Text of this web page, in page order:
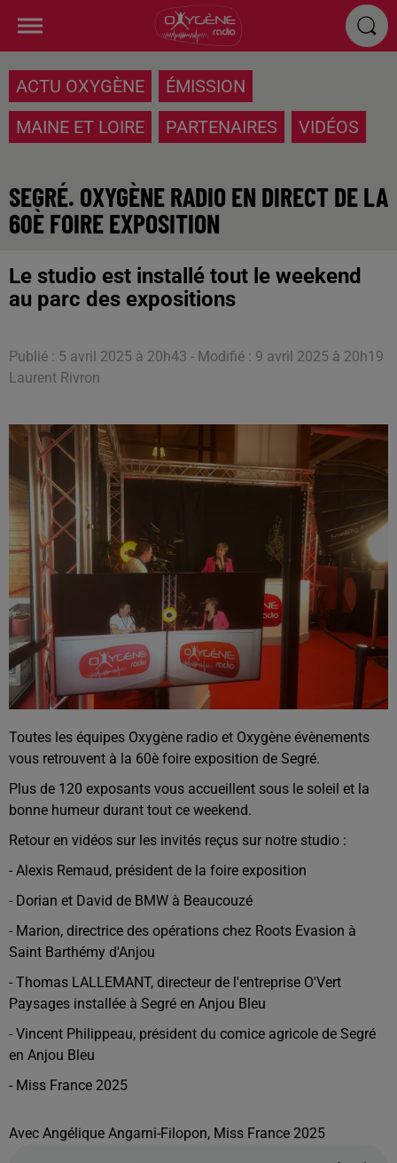
ACTU OXYGÈNE
ÉMISSION
MAINE ET LOIRE
PARTENAIRES VIDÉOS
SEGRÉ. OXYGÈNE RADIO EN DIRECT DE LA
60È FOIRE EXPOSITION
Le studio est installé tout le weekend
au parc des expositions
Publié : 5 avril 2025 à 20h43 - Modifié : 9 avril 2025 à 20h19
Laurent Rivron
Toutes les équipes Oxygène radio et Oxygène évènements
vous retrouvent à la 60è foire exposition de Segré.
Plus de 120 exposants vous accueillent sous le soleil et la
bonne humeur durant tout ce weekend.
Retour en vidéos sur les invités reçus sur notre studio :
- Alexis Remaud, président de la foire exposition
- Dorian et David de BMW à Beaucouzé
- Marion, directrice des opérations chez Roots Evasion à
Saint Barthémy d'Anjou
- Thomas LALLEMANT, directeur de l'entreprise O'Vert
Paysages installée à Segré en Anjou Bleu
- Vincent Philippeau, président du comice agricole de Segré
en Anjou Bleu
- Miss France 2025
Avec Angélique Angarni-Filopon, Miss France 2025